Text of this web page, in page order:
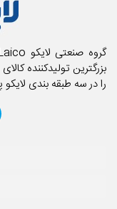
بزرگترین تولیدکننده
را در سه طبقه بندی لایکو